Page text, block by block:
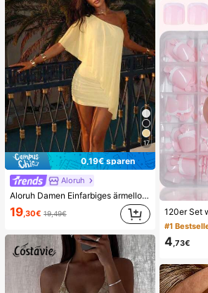
17
0,19€ sparen
Aloruh
Aloruh Damen Einfarbiges ärmelloses Mini-Kleid, geeignet für Strandurlaub
19,30€ 19,49€
#1
4,73€